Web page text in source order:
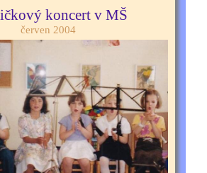
koncert v MŠ
červen 2004